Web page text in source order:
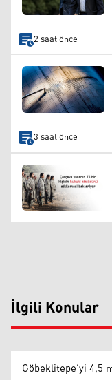
2 saat önce
3 saat önce
İlgili Konular
Göbeklitepe'yi 4,5